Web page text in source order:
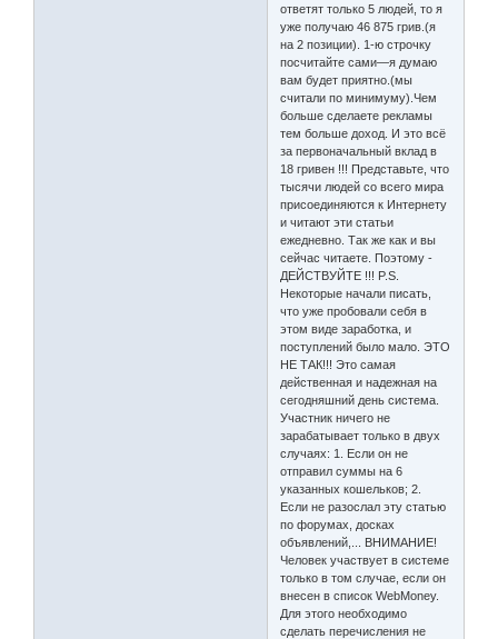
ответят только 5 людей, то я
уже получаю 46 875 грив.(я
на 2 позиции). 1-ю строчку
посчитайте сами—я думаю
вам будет приятно.(мы
считали по минимуму).Чем
больше сделаете рекламы
тем больше доход. И это всё
за первоначальный вклад в
18 гривен !!! Представьте, что
тысячи людей со всего мира
присоединяются к Интернету
и читают эти статьи
ежедневно. Так же как и вы
сейчас читаете. Поэтому -
ДЕЙСТВУЙТЕ !!! P.S.
Некоторые начали писать,
что уже пробовали себя в
этом виде заработка, и
поступлений было мало. ЭТО
НЕ ТАК!!! Это самая
действенная и надежная на
сегодняшний день система.
Участник ничего не
зарабатывает только в двух
случаях: 1. Если он не
отправил суммы на 6
указанных кошельков; 2.
Если не разослал эту статью
по форумах, досках
объявлений,... ВНИМАНИЕ!
Человек участвует в системе
только в том случае, если он
внесен в список WebMoney.
Для этого необходимо
сделать перечисления не